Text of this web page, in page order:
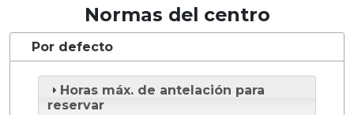
Normas del centro
Por defecto
Horas máx. de antelación para
reservar